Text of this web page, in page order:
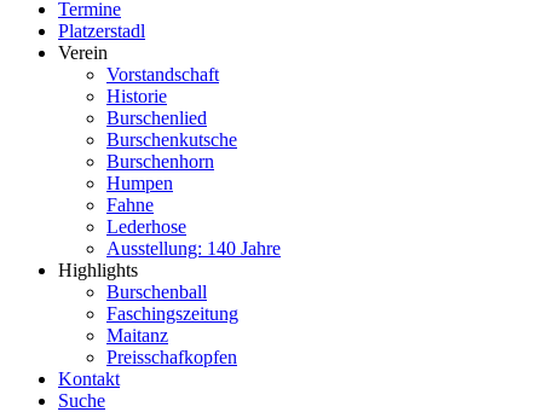
Termine
Platzerstadl
Verein
Vorstandschaft
Historie
Burschenlied
Burschenkutsche
Burschenhorn
Humpen
Fahne
Lederhose
Ausstellung: 140 Jahre
Highlights
Burschenball
Faschingszeitung
Maitanz
Preisschafkopfen
Kontakt
Suche